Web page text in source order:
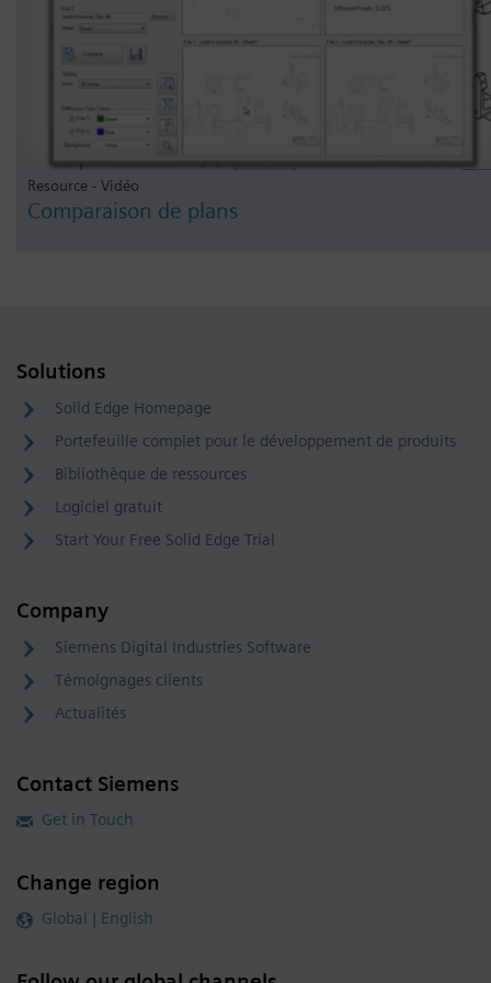
Resource - Vidéo
Comparaison de plans
Solutions
Solid Edge Homepage
Portefeuille complet pour le développement de produits
Bibliothèque de ressources
Logiciel gratuit
Start Your Free Solid Edge Trial
Company
Siemens Digital Industries Software
Témoignages clients
Actualités
Contact Siemens
Get in Touch
Change region
Global | English